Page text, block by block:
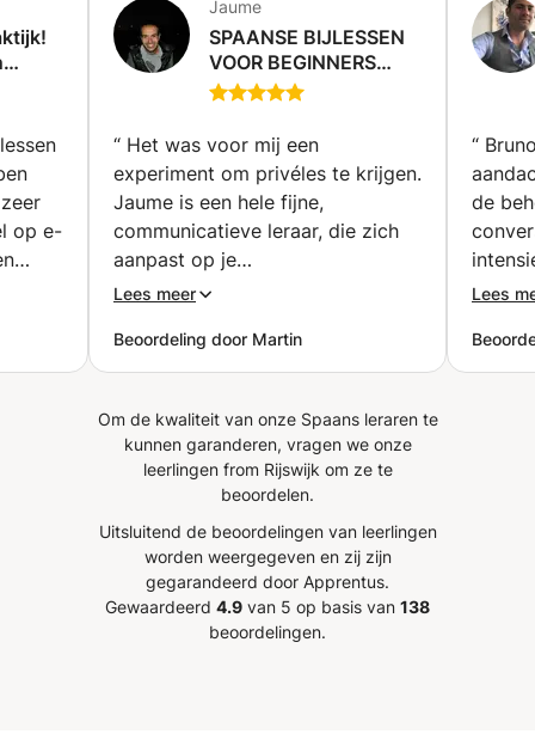
boekt, krijg je direct toegang tot een privéleslokaal met al
het benodigde materiaal: Interactieve tools,
woordenlijsten, grammatica-uitleg, oefeningen en leuke
extra's om in je eigen tempo vooruit te komen. ✨ Maak
echt effectieve ervaring!
op e-
Jaume
SPAANSE BIJLESSEN
VOOR BEGINNERS
EN/OF GEVORDERDEN
“ Het was voor mij een
experiment om privéles te krijgen.
Jaume is een hele fijne,
communicatieve leraar, die zich
aanpast op je
belangstellingsvelden. Hij heeft
ontwikkeling en geeft duiding bij
de woorden en de etymologische
dat ik weinig huiswerktijd heb,
merk ik dat er veel blijft hangen
in mijn grijze hersencellen, dankzij
absolute aanrader.
Lees meer
Beoordeling door Martin
“
de
als
Lees
Om de kwaliteit van onze Spaans leraren te
kunnen garanderen, vragen we onze
leerlingen from Rijswijk om ze te
beoordelen.
Uitsluitend de beoordelingen van leerlingen
worden weergegeven en zij zijn
gegarandeerd door Apprentus.
Gewaardeerd 4.9 van 5 op basis van 138
beoordelingen.